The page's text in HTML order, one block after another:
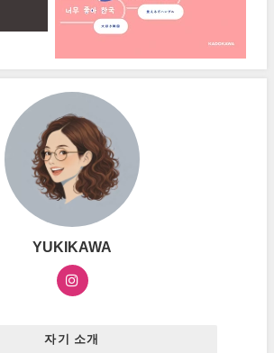
YUKIKAWA
자기 소개